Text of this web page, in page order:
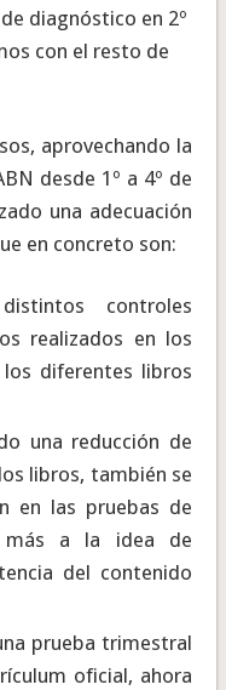
diagnóstico en 2º
con el resto de
aprovechando la
desde 1º a 4º de
una adecuación
en concreto son:
controles
realizados en los
diferentes libros
una reducción de
libros, también se
en las pruebas de
más a la idea de
del contenido
prueba trimestral
oficial, ahora